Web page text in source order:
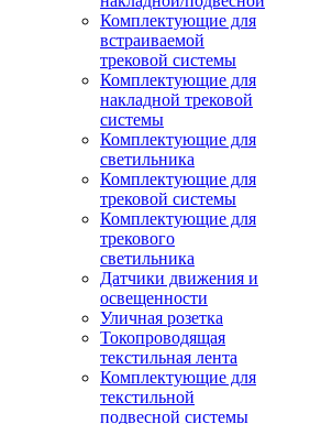
Комплектующие для
встраиваемой
трековой системы
Комплектующие для
накладной трековой
системы
Комплектующие для
светильника
Комплектующие для
трековой системы
Комплектующие для
трекового
светильника
Датчики движения и
освещенности
Уличная розетка
Токопроводящая
текстильная лента
Комплектующие для
текстильной
подвесной системы